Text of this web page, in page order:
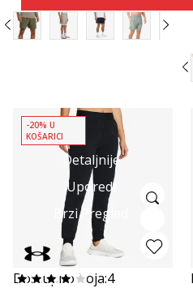
Detaljnije
Uporedi
Brzi Pregled
-20% U
KOŠARICI
Dostupno boja:4